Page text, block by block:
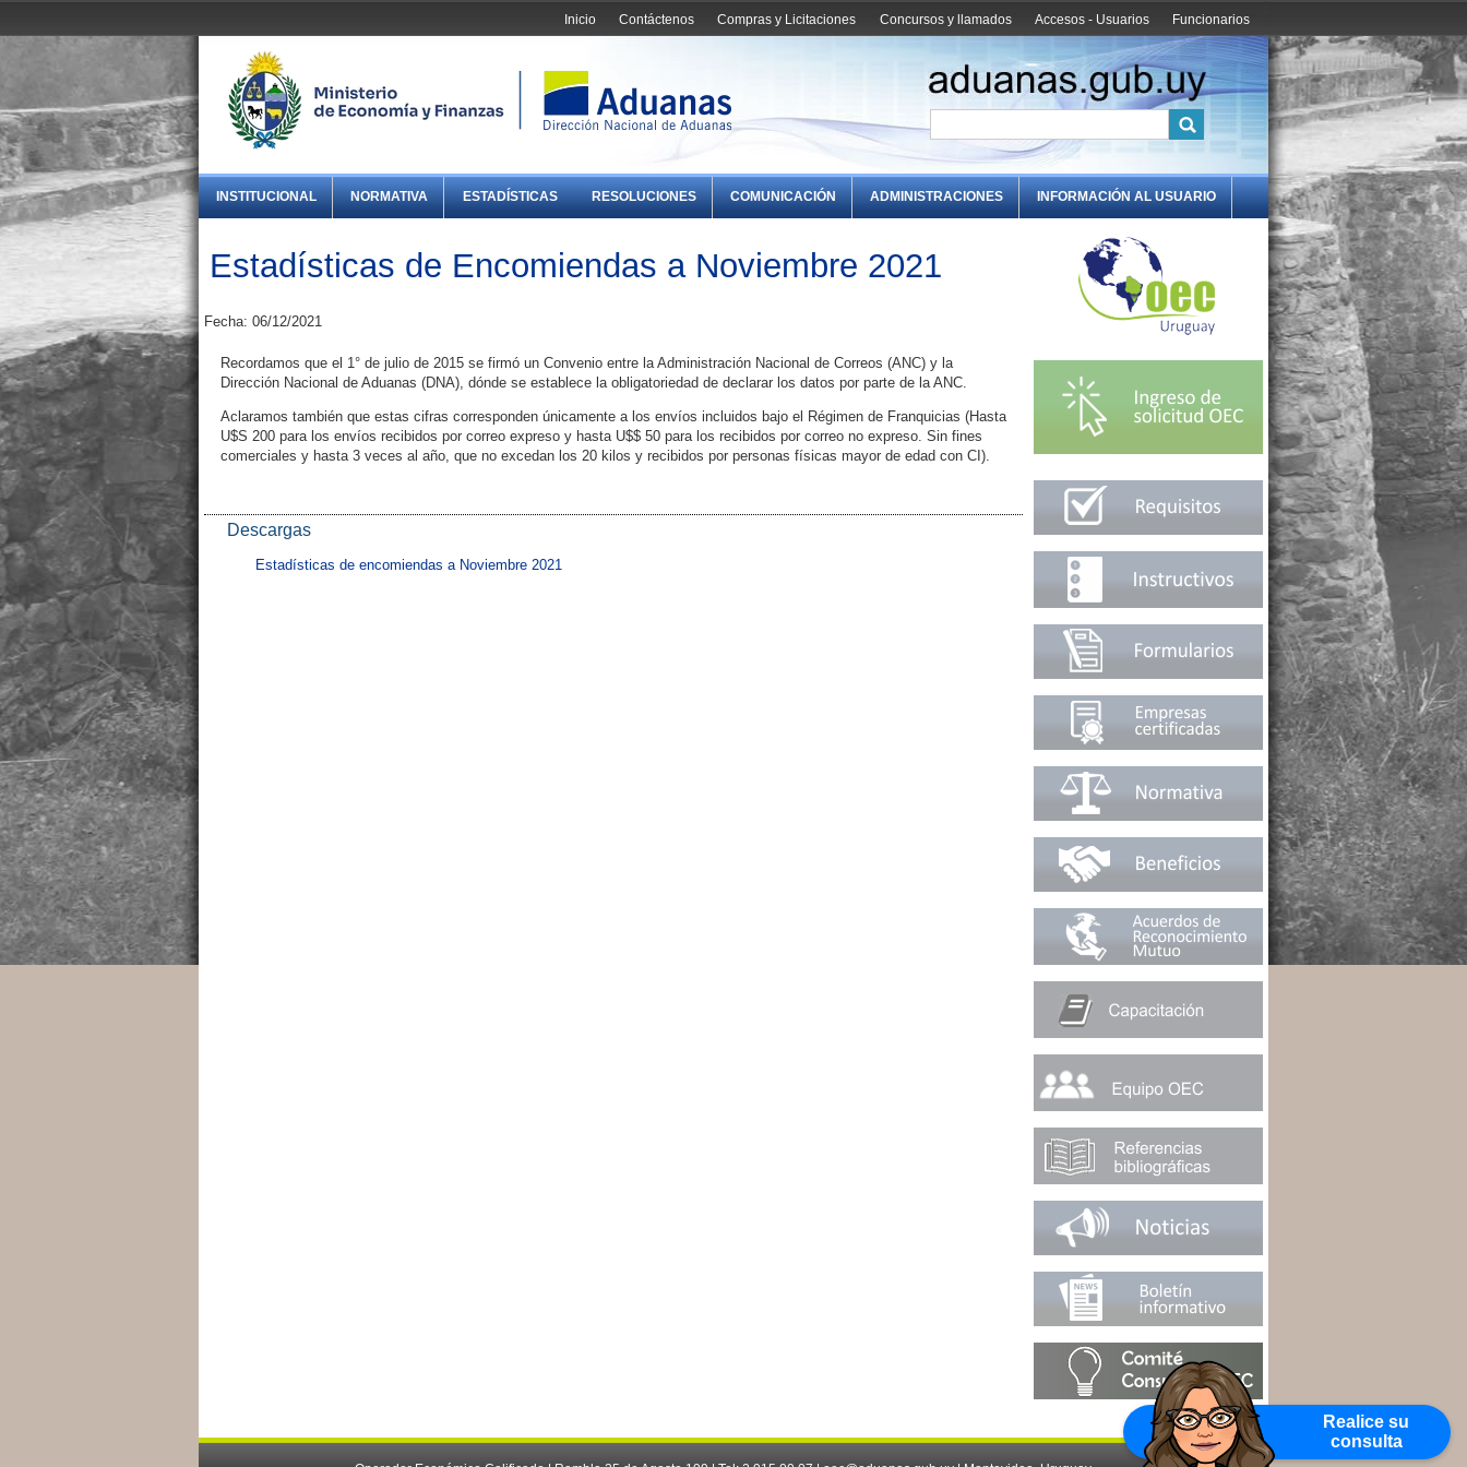
Funcionarios
Accesos - Usuarios
Concursos y llamados
Compras y Licitaciones
Contáctenos
Inicio
Realice su
consulta
INSTITUCIONAL NORMATIVA ESTADÍSTICAS RESOLUCIONES COMUNICACIÓN ADMINISTRACIONES INFORMACIÓN AL USUARIO
Estadísticas de Encomiendas a Noviembre 2021
Fecha: 06/12/2021
Recordamos que el 1° de julio de 2015 se firmó un Convenio entre la Administración Nacional de Correos (ANC) y la
Dirección Nacional de Aduanas (DNA), dónde se establece la obligatoriedad de declarar los datos por parte de la ANC.
Aclaramos también que estas cifras corresponden únicamente a los envíos incluidos bajo el Régimen de Franquicias (Hasta
U$S 200 para los envíos recibidos por correo expreso y hasta U$$ 50 para los recibidos por correo no expreso. Sin fines
comerciales y hasta 3 veces al año, que no excedan los 20 kilos y recibidos por personas físicas mayor de edad con CI).
Descargas
Estadísticas de encomiendas a Noviembre 2021